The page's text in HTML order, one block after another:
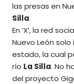
las presas en
Silla.
En ‘X’, la red
Nuevo León
estado, la cual
río La Silla. No
del proyecto